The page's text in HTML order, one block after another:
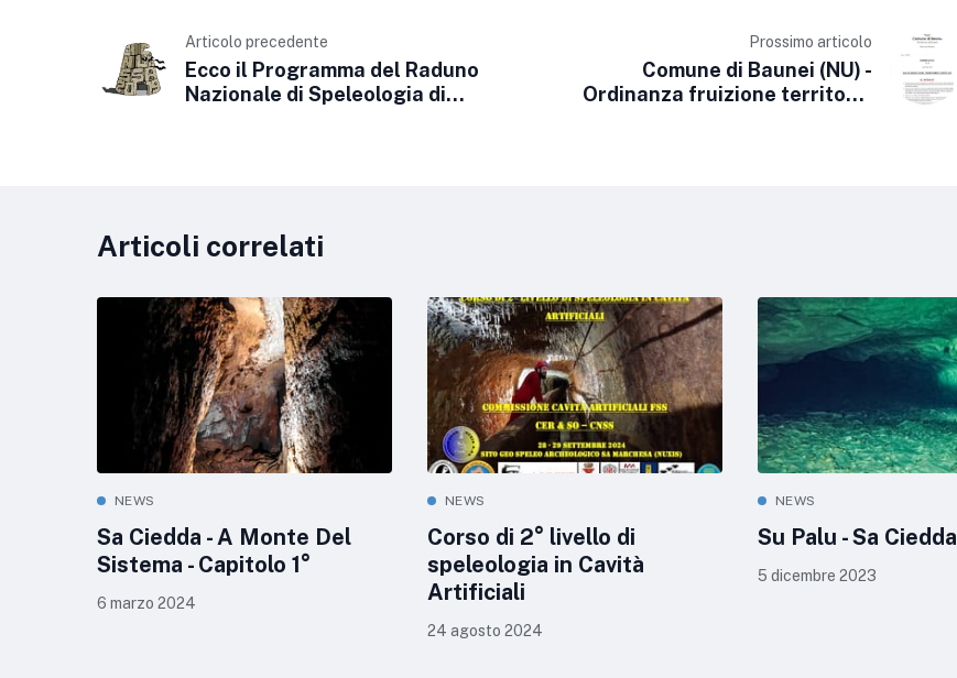
Articolo precedente
Ecco il Programma del Raduno
Nazionale di Speleologia di
Prossimo articolo
Comune di Baunei (NU) -
Ordinanza fruizione territorio
Articoli correlati
NEWS
Sa Ciedda - A Monte Del
Sistema - Capitolo 1°
6 marzo 2024
NEWS
Corso di 2° livello di
speleologia in Cavità
Artificiali
24 agosto 2024
NEWS
Su Palu - Sa Ciedda
5 dicembre 2023